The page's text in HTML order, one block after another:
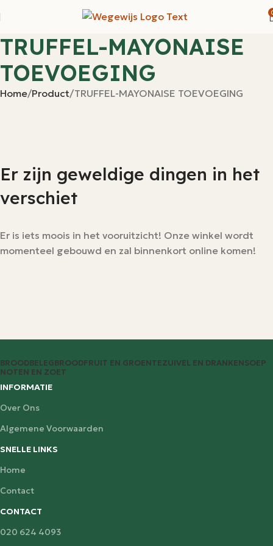
TRUFFEL-MAYONAISE
TOEVOEGING
Home Product TRUFFEL-MAYONAISE TOEVOEGING
Er zijn geweldige dingen in het
verschiet
Er is iets moois in het vooruitzicht! Onze winkel wordt
momenteel gebouwd en zal binnenkort online komen!
BROODBELEGBROODFRUIT EN GROENTEZUIVEL EN DRANKENSOEP
NOTEN EN ZOET
INFORMATIE
Over Ons
Algemene Voorwaarden
SNELLE LINKS
Home
Contact
CONTACT
020 624 4093